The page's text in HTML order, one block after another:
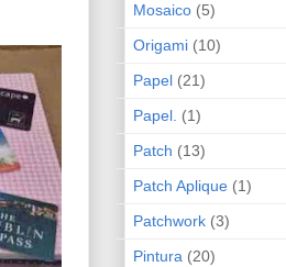
Mosaico (5)
Origami (10)
Papel (21)
Papel. (1)
Patch (13)
Patch Aplique (1)
Patchwork (3)
Pintura (20)